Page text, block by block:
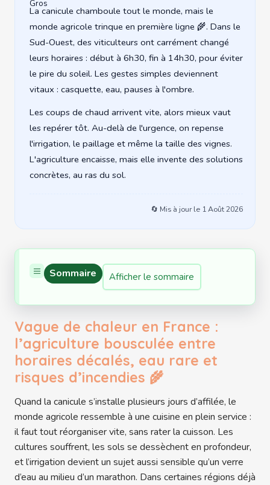
La canicule chamboule tout le monde, mais le
monde agricole trinque en première ligne 🌾. Dans le
Sud-Ouest, des viticulteurs ont carrément changé
leurs horaires : début à 6h30, fin à 14h30, pour éviter
le pire du soleil. Les gestes simples deviennent
vitaux : casquette, eau, pauses à l'ombre.
Les coups de chaud arrivent vite, alors mieux vaut
les repérer tôt. Au-delà de l'urgence, on repense
l'irrigation, le paillage et même la taille des vignes.
L'agriculture encaisse, mais elle invente des solutions
concrètes, au ras du sol.
🔄 Mis à jour le 1 Août 2026
Sommaire Afficher le sommaire
Vague de chaleur en France :
l’agriculture bousculée entre
horaires décalés, eau rare et
risques d’incendies 🌾
Quand la canicule s’installe plusieurs jours d’affilée, le
monde agricole ressemble à une cuisine en plein service :
il faut tout réorganiser vite, sans rater la cuisson. Les
cultures souffrent, les sols se dessèchent en profondeur,
et l’irrigation devient un sujet aussi sensible qu’un verre
d’eau au milieu d’un marathon. Dans certaines régions déjà